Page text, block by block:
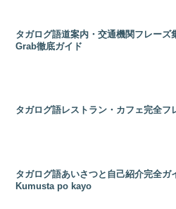
タガログ語道案内・交通機関フレーズ
Grab徹底ガイド
タガログ語レストラン・カフェ完全フ
タガログ語あいさつと自己紹介完全
Kumusta po kayo